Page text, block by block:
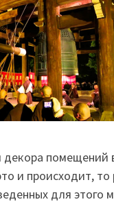
декора помещений
и происходит, то
для этого